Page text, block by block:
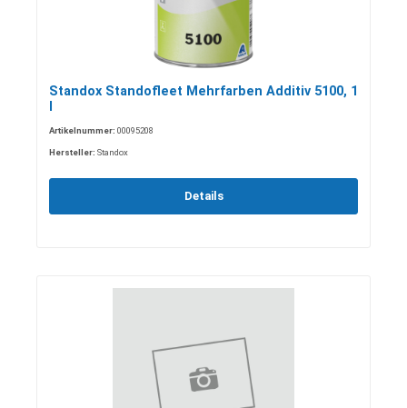
Standox Standofleet Mehrfarben Additiv 5100, 1
Artikelnummer: 00095208
Hersteller: Standox
Details